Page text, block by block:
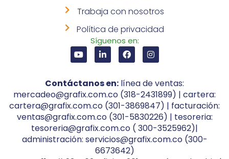
Trabaja con nosotros
Política de privacidad
Síguenos en:
Contáctanos en: línea de ventas:
mercadeo@grafix.com.co (318-2431899) | cartera:
cartera@grafix.com.co (301-3869847) | facturación:
ventas@grafix.com.co (301-5830226) | tesoreria:
tesoreria@grafix.com.co ( 300-3525962)|
administración: servicios@grafix.com.co (300-
6673642)